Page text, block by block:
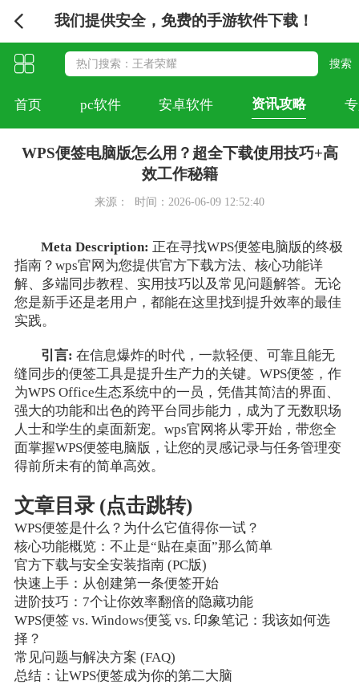
我们提供安全，免费的手游软件下载！
首页 pc软件 安卓软件 资讯攻略
WPS便签电脑版怎么用？超全下载使用技巧+高
效工作秘籍
来源： 时间：2026-06-09 12:52:40
Meta Description: 正在寻找WPS便签电脑版的终极
指南？wps官网为您提供官方下载方法、核心功能详
解、多端同步教程、实用技巧以及常见问题解答。无论
您是新手还是老用户，都能在这里找到提升效率的最佳
实践。
引言: 在信息爆炸的时代，一款轻便、可靠且能无
缝同步的便签工具是提升生产力的关键。WPS便签，作
为WPS Office生态系统中的一员，凭借其简洁的界面、
强大的功能和出色的跨平台同步能力，成为了无数职场
人士和学生的桌面新宠。wps官网将从零开始，带您全
面掌握WPS便签电脑版，让您的灵感记录与任务管理变
得前所未有的简单高效。
文章目录 (点击跳转)
WPS便签是什么？为什么它值得你一试？
核心功能概览：不止是“贴在桌面”那么简单
官方下载与安全安装指南 (PC版)
快速上手：从创建第一条便签开始
进阶技巧：7个让你效率翻倍的隐藏功能
WPS便签 vs. Windows便笺 vs. 印象笔记：我该如何选
择？
常见问题与解决方案 (FAQ)
总结：让WPS便签成为你的第二大脑